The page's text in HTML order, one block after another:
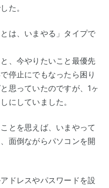
た。
は、いまやる」タイプで
、今やりたいこと最優先
停止にでもなったら困り
思っていたのですが、1ヶ
にしていました。
とを思えば、いまやって
面倒ながらパソコンを開
ドレスやパスワードを設